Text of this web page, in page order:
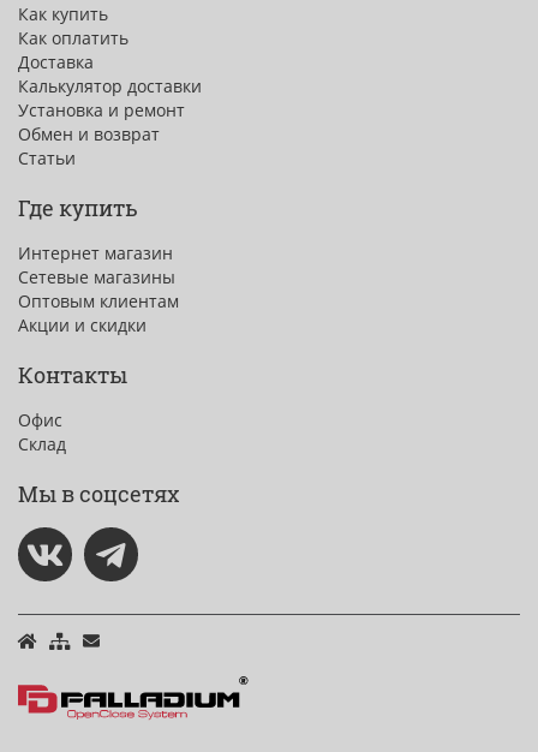
Как купить
Как оплатить
Доставка
Калькулятор доставки
Установка и ремонт
Обмен и возврат
Статьи
Где купить
Интернет магазин
Сетевые магазины
Оптовым клиентам
Акции и скидки
Контакты
Офис
Склад
Мы в соцсетях